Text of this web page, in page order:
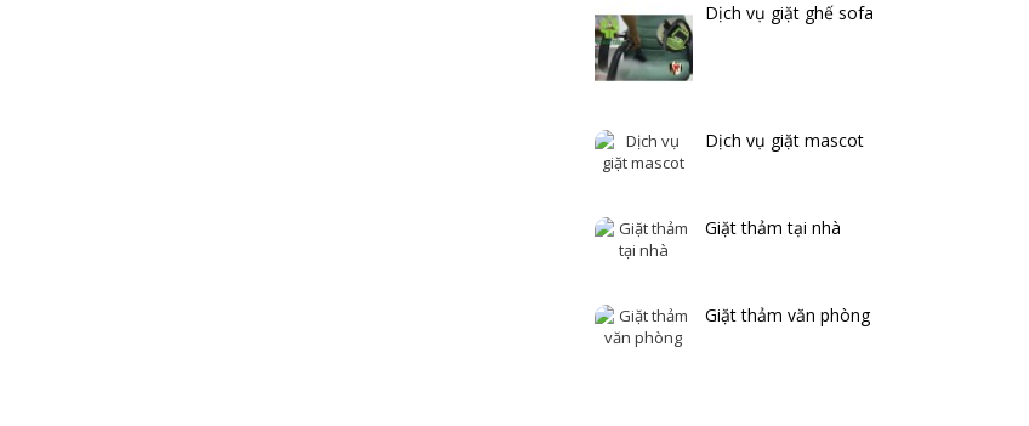
Dịch vụ giặt ghế sofa
Dịch vụ giặt mascot
Giặt thảm tại nhà
Giặt thảm văn phòng